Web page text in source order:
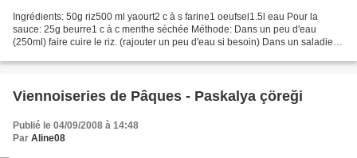
Ingrédients: 50g riz500 ml yaourt2 c à s farine1 oeufsel1.5l eau Pour la
sauce: 25g beurre1 c à c menthe séchée Méthode: Dans un peu d'eau
(250ml) faire cuire le riz. (rajouter un peu d'eau si besoin) Dans un saladier,
Viennoiseries de Pâques - Paskalya çöreği
Publié le 04/09/2008 à 14:48
Par Aline08